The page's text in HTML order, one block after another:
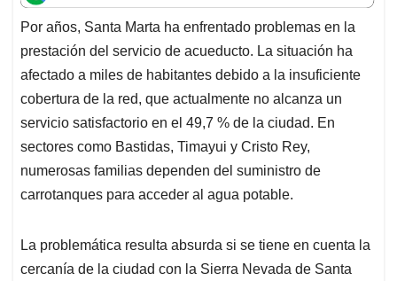
t
s
A
p
p
e
b
o
o
k
k
e
d
I
n
i
l
e
a
d
s
Por años, Santa Marta ha enfrentado problemas en la
prestación del servicio de acueducto. La situación ha
afectado a miles de habitantes debido a la insuficiente
cobertura de la red, que actualmente no alcanza un
servicio satisfactorio en el 49,7 % de la ciudad. En
sectores como Bastidas, Timayui y Cristo Rey,
numerosas familias dependen del suministro de
carrotanques para acceder al agua potable.
La problemática resulta absurda si se tiene en cuenta la
cercanía de la ciudad con la Sierra Nevada de Santa